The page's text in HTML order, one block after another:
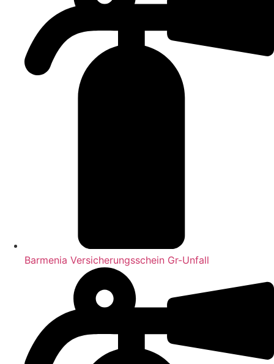
Barmenia Versicherungsschein Gr-Unfall